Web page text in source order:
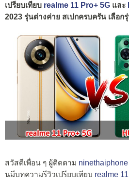
เปรียบเทียบ realme 11 Pro+ 5G และ
2023 รุ่นต่างค่าย สเปกครบครัน เลือ
สวัสดีเพื่อน ๆ ผู้ติดตาม ninethaiphone
นมีบทความรีวิวเปรียบเทียบ realme